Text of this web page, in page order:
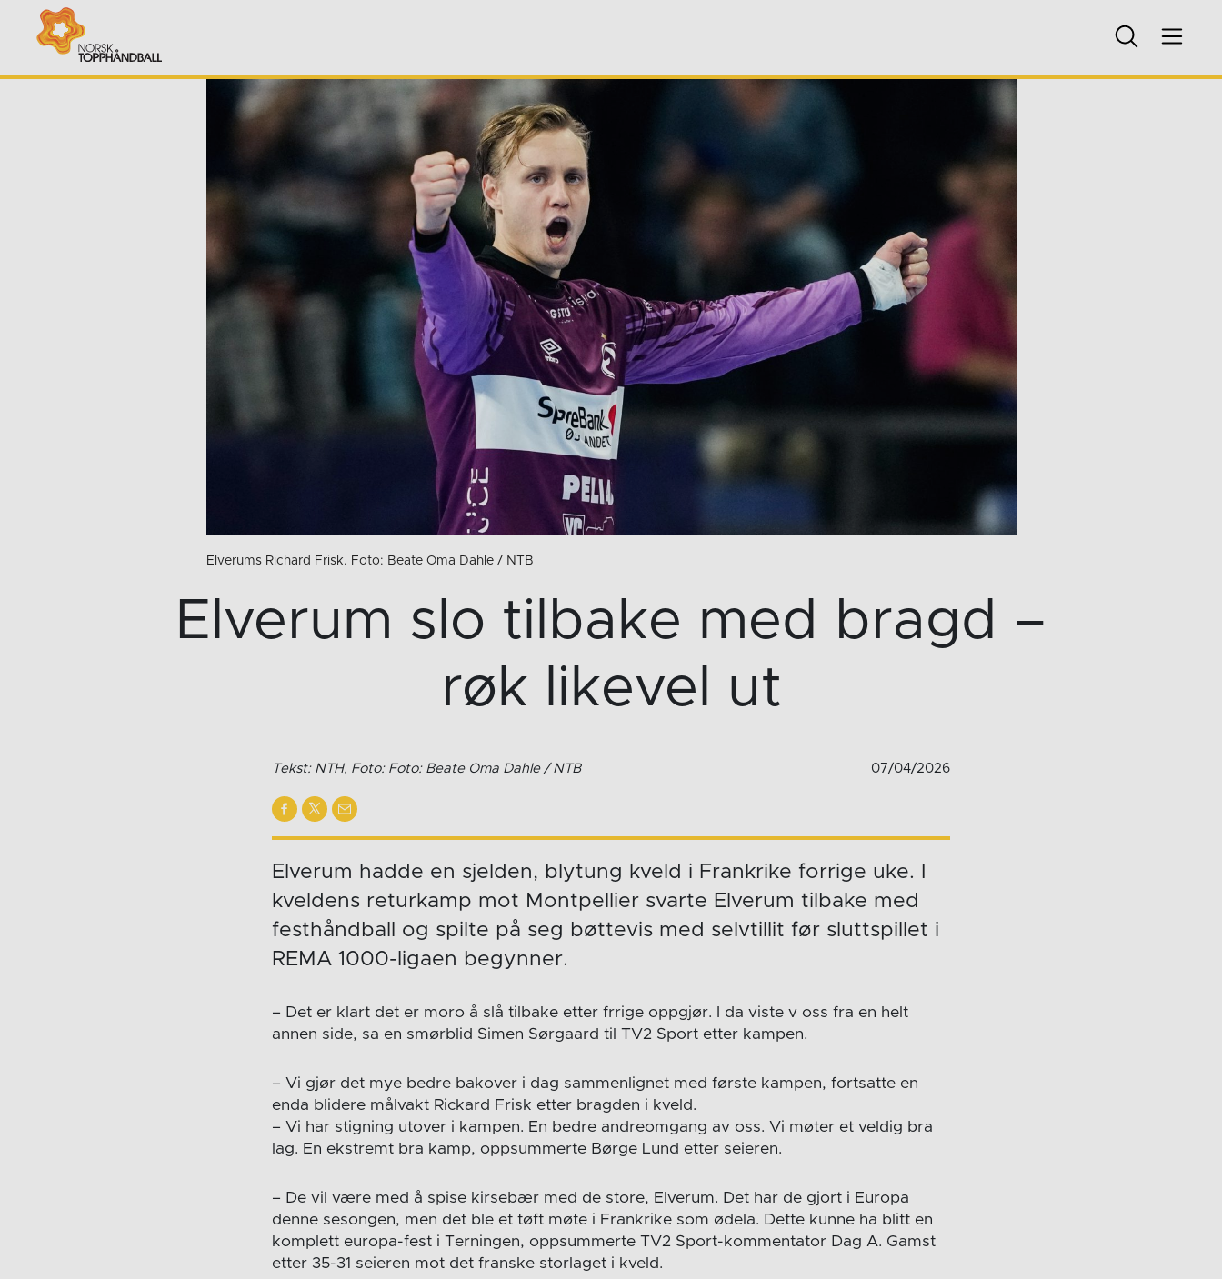
Elverums Richard Frisk. Foto: Beate Oma Dahle / NTB
Elverum slo tilbake med bragd –
røk likevel ut
Tekst: NTH, Foto: Foto: Beate Oma Dahle / NTB 07/04/2026
Elverum hadde en sjelden, blytung kveld i Frankrike forrige uke. I
kveldens returkamp mot Montpellier svarte Elverum tilbake med
festhåndball og spilte på seg bøttevis med selvtillit før sluttspillet i
REMA 1000-ligaen begynner.
– Det er klart det er moro å slå tilbake etter frrige oppgjør. I da viste v oss fra en helt
annen side, sa en smørblid Simen Sørgaard til TV2 Sport etter kampen.
– Vi gjør det mye bedre bakover i dag sammenlignet med første kampen, fortsatte en
enda blidere målvakt Rickard Frisk etter bragden i kveld.
– Vi har stigning utover i kampen. En bedre andreomgang av oss. Vi møter et veldig bra
lag. En ekstremt bra kamp, oppsummerte Børge Lund etter seieren.
– De vil være med å spise kirsebær med de store, Elverum. Det har de gjort i Europa
denne sesongen, men det ble et tøft møte i Frankrike som ødela. Dette kunne ha blitt en
komplett europa-fest i Terningen, oppsummerte TV2 Sport-kommentator Dag A. Gamst
etter 35-31 seieren mot det franske storlaget i kveld.